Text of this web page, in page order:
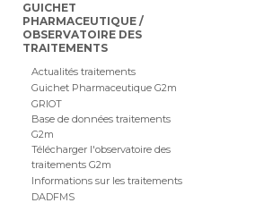
GUICHET
PHARMACEUTIQUE /
OBSERVATOIRE DES
TRAITEMENTS
Actualités traitements
Guichet Pharmaceutique G2m
GRIOT
Base de données traitements
G2m
Télécharger l'observatoire des
traitements G2m
Informations sur les traitements
DADFMS